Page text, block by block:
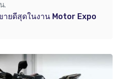
.
ยดีสุดในงาน Motor Expo